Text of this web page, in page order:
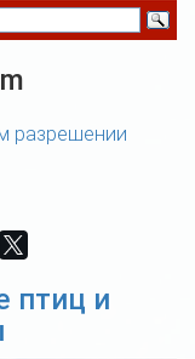
разрешении
птиц и